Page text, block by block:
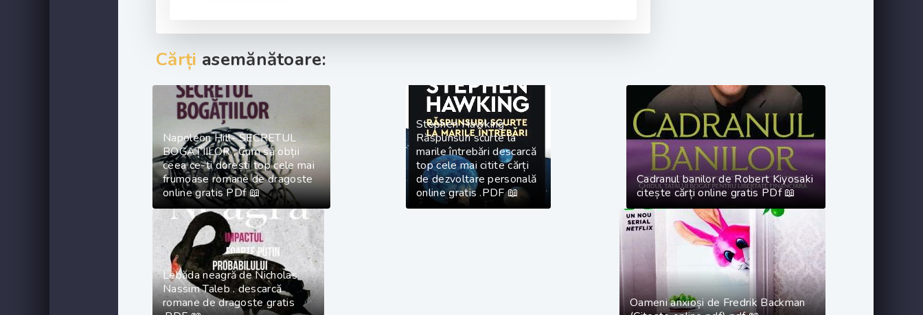
Cărți asemănătoare:
Napoleon Hill- SECRETUL
BOGAȚIILOR , Cum să obții
ceea ce-ti dorești top cele mai
frumoase romane de dragoste
online gratis PDf 📖
Stephen Hawking -
Răspunsuri scurte la
marile întrebări descarcă
top cele mai citite cărți
de dezvoltare personală
online gratis .PDF 📖
Cadranul banilor de Robert Kiyosaki
citește cărți online gratis PDf 📖
Lebăda neagră de Nicholas
Nassim Taleb . descarcă
romane de dragoste gratis
Oameni anxioși de Fredrik Backman